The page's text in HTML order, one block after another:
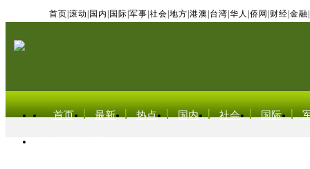
首页 滚动 国内 国际 军事 社会 地方 港澳 台湾 华人 侨网 财经 金融
首页 最新 热点 国内 社会 国际